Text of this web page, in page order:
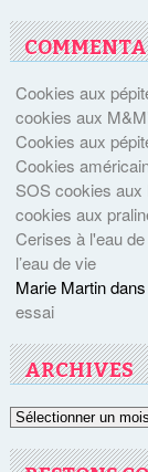
Cookies aux
cookies aux
Cookies aux
Cookies
SOS cookies
cookies aux
Cerises à l'eau
l’eau de vie
Marie Martindans
essai
ARCHIVES
Archives